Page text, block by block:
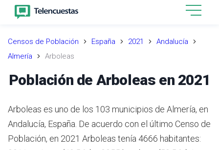
Censos de Población España 2021
Andalucía
Almería
Arboleas
Población de Arboleas en 2021
Arboleas es uno de los 103 municipios de Almería, en
Andalucía, España. De acuerdo con el último Censo de
Población, en 2021 Arboleas tenía 4666 habitantes: